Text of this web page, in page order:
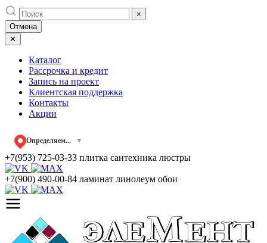
Skip
to
content
×
Отмена
✕
Каталог
Рассрочка и кредит
Запись на проект
Клиентская поддержка
Контакты
Акции
Определяем... ▼
+7(953) 725-03-33 плитка сантехника люстры
+7(900) 490-00-84 ламинат линолеум обои